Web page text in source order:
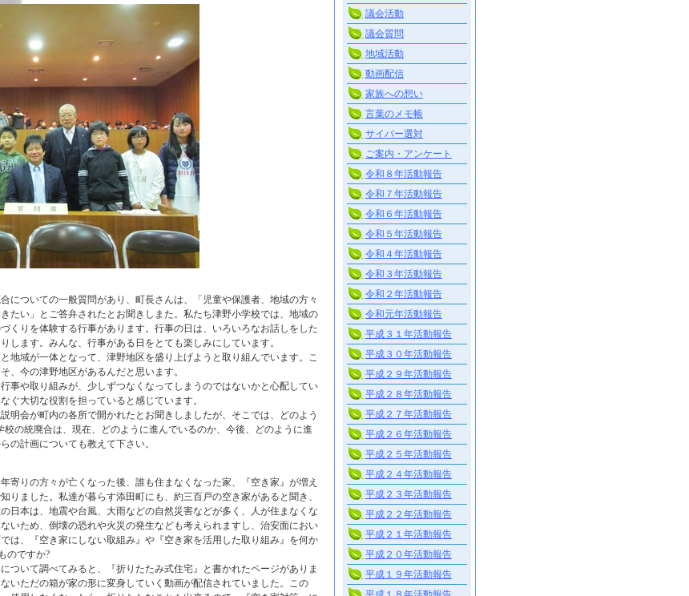
についての一般質問があり、町長さんは、「児童や保護者、地域の方々
たい」とご答弁されたとお聞きしまた。私たち津野小学校では、地域の
くりを体験する行事があります。行事の日は、いろいろなお話しをした
します。みんな、行事がある日をとても楽しみにしています。
地域が一体となって、津野地区を盛り上げようと取り組んでいます。こ
、今の津野地区があるんだと思います。
事や取り組みが、少しずつなくなってしまうのではないかと心配してい
ぐ大切な役割を担っていると感じています。
明会が町内の各所で開かれたとお聞きしましたが、そこでは、どのよう
校の統廃合は、現在、どのように進んでいるのか、今後、どのように進
の計画についても教えて下さい。
寄りの方々が亡くなった後、誰も住まなくなった家、『空き家』が増え
りました。私達が暮らす添田町にも、約三百戸の空き家があると聞き、
日本は、地震や台風、大雨などの自然災害などが多く、人が住まなくな
いため、倒壊の恐れや火災の発生なども考えられますし、治安面におい
は、『空き家にしない取組み』や『空き家を活用した取り組み』を何か
のですか?
ついて調べてみると、『折りたたみ式住宅』と書かれたページがありま
いただの箱が家の形に変身していく動画が配信されていました。この
議会活動
議会質問
地域活動
動画配信
家族への想い
言葉のメモ帳
サイバー選対
ご案内・アンケート
令和８年活動報告
令和７年活動報告
令和６年活動報告
令和５年活動報告
令和４年活動報告
令和３年活動報告
令和２年活動報告
令和元年活動報告
平成３１年活動報告
平成３０年活動報告
平成２９年活動報告
平成２８年活動報告
平成２７年活動報告
平成２６年活動報告
平成２５年活動報告
平成２４年活動報告
平成２３年活動報告
平成２２年活動報告
平成２１年活動報告
平成２０年活動報告
平成１９年活動報告